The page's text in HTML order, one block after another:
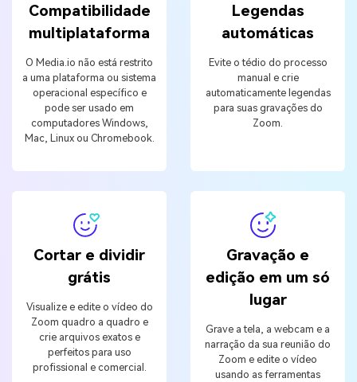
Compatibilidade
multiplataforma
O Media.io não está restrito
a uma plataforma ou sistema
operacional específico e
pode ser usado em
computadores Windows,
Mac, Linux ou Chromebook.
Legendas
automáticas
Evite o tédio do processo
manual e crie
automaticamente legendas
para suas gravações do
Zoom.
Cortar e dividir
grátis
Visualize e edite o vídeo do
Zoom quadro a quadro e
crie arquivos exatos e
perfeitos para uso
profissional e comercial.
Gravação e
edição em um só
lugar
Grave a tela, a webcam e a
narração da sua reunião do
Zoom e edite o vídeo
usando as ferramentas